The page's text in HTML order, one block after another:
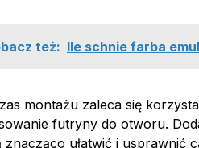
też: Ile schnie farba
montażu zaleca się
futryny do otworu.
znacząco ułatwić i usprawnić